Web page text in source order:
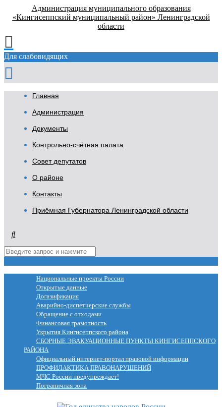
Администрация муниципального образования
«Кингисеппский муниципальный район» Ленинградской
области
Для слабовидящих
Главная
Администрация
Документы
Контрольно-счётная палата
Совет депутатов
О районе
Контакты
Приёмная Губернатора Ленинградской области
Национальные проекты России
Открытые данные
Догазификация
Аварийно-диспетчерские службы
Обращение с отходами
Финансовая грамотность
Укрытия Кингисеппского района
СБОРНЫЕ ЭВАКУАЦИОННЫЕ ПУНКТЫ КИНГИСЕППСКОГО
РАЙОНА
Официальный интернет-портал правовой информации
ПРОФИЛАКТИКА ПРАВОНАРУШЕНИЙ
МЧС России предупреждает!
Пограничная зона